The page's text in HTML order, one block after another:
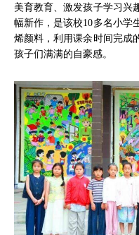
美育教育、激发孩子学习兴
幅新作，是该校10多名小学
烯颜料，利用课余时间完成
孩子们满满的自豪感。